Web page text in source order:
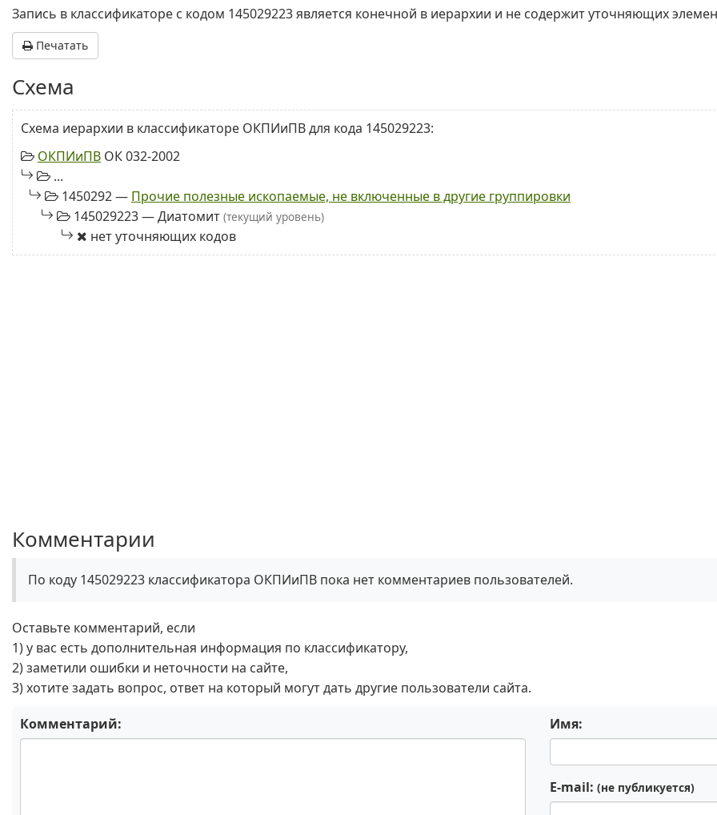
Запись в классификаторе с кодом 145029223 является конечной в иерархии и не содержит уточняющих
Печатать
Схема
Схема иерархии в классификаторе ОКПИиПВ для кода 145029223:
ОКПИиПВ ОК 032-2002
...
1450292 — Прочие полезные ископаемые, не включенные в другие группировки
145029223 — Диатомит (текущий уровень)
нет уточняющих кодов
Комментарии
По коду 145029223 классификатора ОКПИиПВ пока нет комментариев пользователей.
Оставьте комментарий, если
1) у вас есть дополнительная информация по классификатору,
2) заметили ошибки и неточности на сайте,
3) хотите задать вопрос, ответ на который могут дать другие пользователи сайта.
Комментарий: Имя:
E-mail: (не публикуется)